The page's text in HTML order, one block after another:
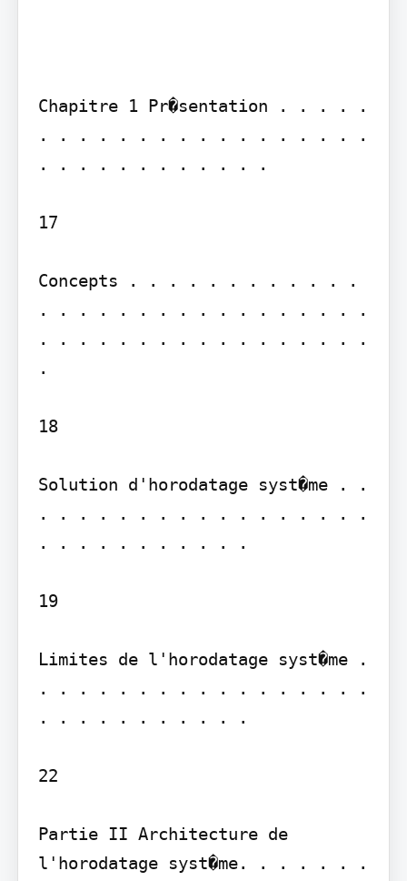
Chapitre 1 Pr�sentation . . . . .
. . . . . . . . . . . . . . . . .
. . . . . . . . . . . .
17
Concepts . . . . . . . . . . . .
. . . . . . . . . . . . . . . . .
. . . . . . . . . . . . . . . . .
.
18
Solution d'horodatage syst�me . .
. . . . . . . . . . . . . . . . .
. . . . . . . . . . .
19
Limites de l'horodatage syst�me .
. . . . . . . . . . . . . . . . .
. . . . . . . . . . .
22
Partie II Architecture de
l'horodatage syst�me. . . . . . .